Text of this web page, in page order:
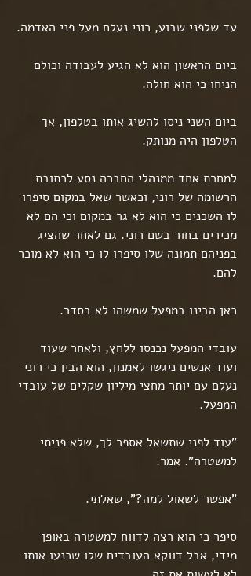
עד שלפני שבוע, רוני נעלם מעל פני האדמה.
ביום הראשון הוא לא הגיע לעבודה וכולם
הניחו כי הוא חולה.
ביום השני ניסו להשיג אותו בטלפון, אך
הטלפון היה מנותק.
למחרת אחד ממנהלי החברה נסע לכתובת
הרשומה של רוני, וכאשר שאל במקום סיפרו
לו השכנים כי הוא לא גר במקום וכי הם לא
מכירים בחור בשם רוני. גם לאחר שהציג
בפניהם תמונה שלו סיפרו לו כי הוא לא מוכר
להם.
כאן הבינו במפעל שמשהו לא בסדר.
עובדי המפעל נכנסו ללחץ, ולאחר שעוד
ועוד אנשים ניגשו לאמנון, הוא הבין כי רוני
נעלם עם יותר מחצי מיליון שקלים של עובדי
המפעל.
"עוד לפני שתשאל אספר לך, שלא פניתי
למשטרה". אמר.
"אפשר לשאול למה?", שאלתי.
סיפר כי הוא רצה לדווח למשטרה באופן
מידי, אבל דווקא העובדים שלו שכנעו אותו